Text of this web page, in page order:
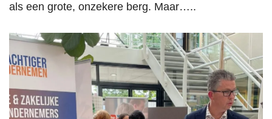
als een grote, onzekere berg. Maar…..